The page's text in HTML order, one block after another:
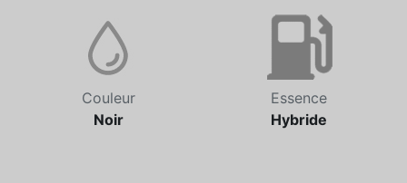
Couleur
Noir
Essence
Hybride